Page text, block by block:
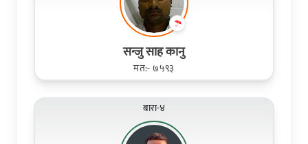
सन्जु साह कानु
मत:- ७५९३
बारा-४